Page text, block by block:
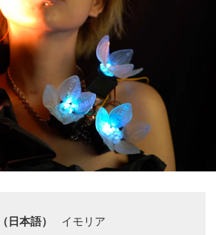
日本語） イモリア